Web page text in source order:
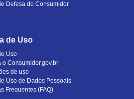
Defesa do Consumidor
de Uso
Uso
o Consumidor.gov.br
de uso
Uso de Dados Pessoais
Frequentes (FAQ)